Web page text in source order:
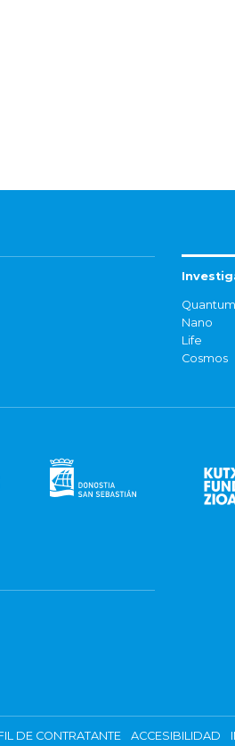
Quantum
Nano
Life
Cosmos
DE CONTRATANTE ACCESIBILIDAD